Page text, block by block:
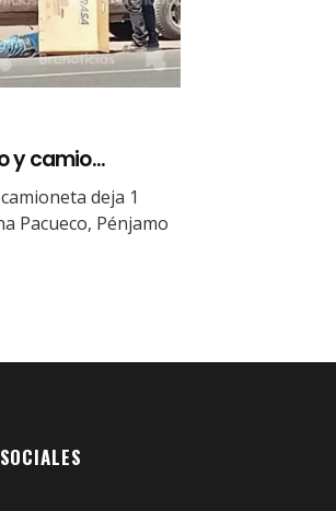
y camio...
deja 1
Pacueco, Pénjamo